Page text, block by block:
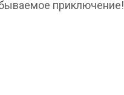
приключение!